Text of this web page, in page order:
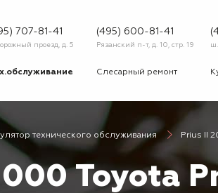
707-81-41
проезд, д. 5
(495) 600-81-41
Рязанский п-т, д. 10, стр. 19 ш.
Слесарный ремонт
Вопрос-ответ
Галерея
технического обслуживания Prius II
Toyota